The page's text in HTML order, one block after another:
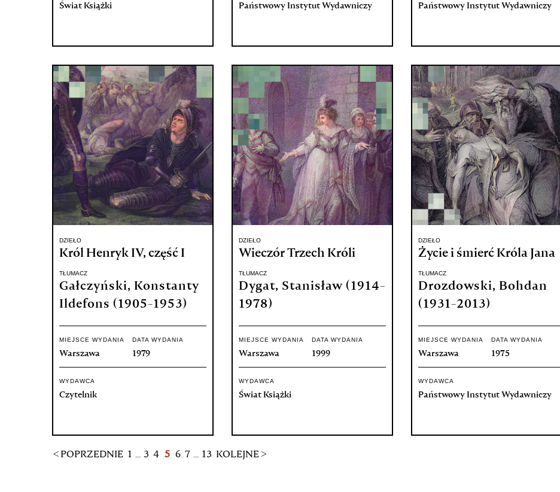
Świat Książki Państwowy Instytut Wydawniczy Państwowy Instytut Wydawniczy
DZIEŁO
Król Henryk IV, część I
TŁUMACZ
Gałczyński, Konstanty
Ildefons (1905-1953)
MIEJSCE WYDANIA
Warszawa
DATA WYDANIA
1979
WYDAWCA
Czytelnik
DZIEŁO
Wieczór Trzech Króli
TŁUMACZ
Dygat, Stanisław (1914-
1978)
MIEJSCE WYDANIA
Warszawa
DATA WYDANIA
1999
WYDAWCA
Świat Książki
DZIEŁO
Życie i śmierć Króla Jana
TŁUMACZ
Drozdowski, Bohdan
(1931-2013)
MIEJSCE WYDANIA
Warszawa
DATA WYDANIA
1975
WYDAWCA
Państwowy Instytut Wydawniczy
< POPRZEDNIE 1 ... 3 4 5 6 7 ... 13 KOLEJNE >